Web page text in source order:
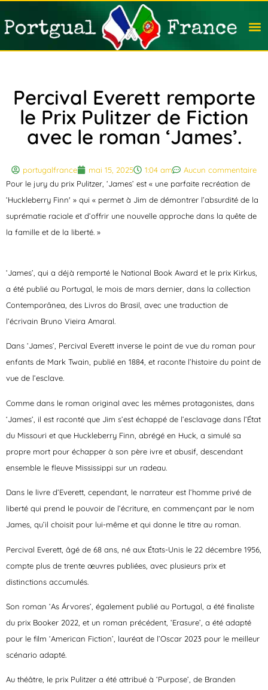
Percival Everett remporte
le Prix Pulitzer de Fiction
avec le roman ‘James’.
portugalfrance mai 15, 2025 1:04 am
Aucun commentaire
Pour le jury du prix Pulitzer, ‘James’ est « une parfaite recréation de
‘Huckleberry Finn' » qui « permet à Jim de démontrer l’absurdité de la
suprématie raciale et d’offrir une nouvelle approche dans la quête de
la famille et de la liberté. »
‘James’, qui a déjà remporté le National Book Award et le prix Kirkus,
a été publié au Portugal, le mois de mars dernier, dans la collection
Contemporânea, des Livros do Brasil, avec une traduction de
l’écrivain Bruno Vieira Amaral.
Dans ‘James’, Percival Everett inverse le point de vue du roman pour
enfants de Mark Twain, publié en 1884, et raconte l’histoire du point de
vue de l’esclave.
Comme dans le roman original avec les mêmes protagonistes, dans
‘James’, il est raconté que Jim s’est échappé de l’esclavage dans l’État
du Missouri et que Huckleberry Finn, abrégé en Huck, a simulé sa
propre mort pour échapper à son père ivre et abusif, descendant
ensemble le fleuve Mississippi sur un radeau.
Dans le livre d’Everett, cependant, le narrateur est l’homme privé de
liberté qui prend le pouvoir de l’écriture, en commençant par le nom
James, qu’il choisit pour lui-même et qui donne le titre au roman.
Percival Everett, âgé de 68 ans, né aux États-Unis le 22 décembre 1956,
compte plus de trente œuvres publiées, avec plusieurs prix et
distinctions accumulés.
Son roman ‘As Árvores’, également publié au Portugal, a été finaliste
du prix Booker 2022, et un roman précédent, ‘Erasure’, a été adapté
pour le film ‘American Fiction’, lauréat de l’Oscar 2023 pour le meilleur
scénario adapté.
Au théâtre, le prix Pulitzer a été attribué à ‘Purpose’, de Branden